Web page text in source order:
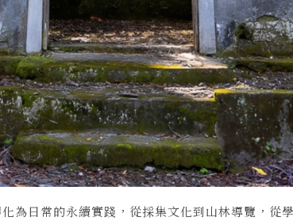
為日常的永續實踐，從採集文化到山林導覽，從